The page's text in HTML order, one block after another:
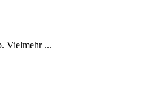
Vielmehr ...